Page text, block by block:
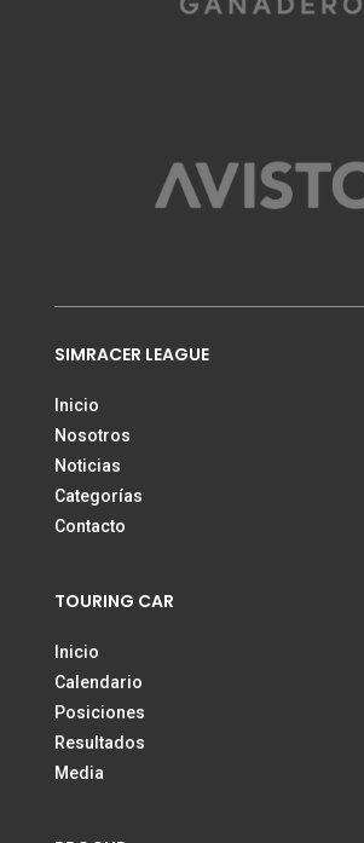
SIMRACER LEAGUE
Inicio
Nosotros
Noticias
Categorías
Contacto
TOURING CAR
Inicio
Calendario
Posiciones
Resultados
Media